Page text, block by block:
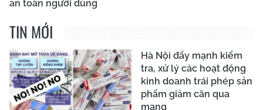
an toàn người dùng
TIN MỚI
Hà Nội đẩy mạnh kiểm
tra, xử lý các hoạt động
kinh doanh trái phép sản
phẩm giảm cân qua
mạng